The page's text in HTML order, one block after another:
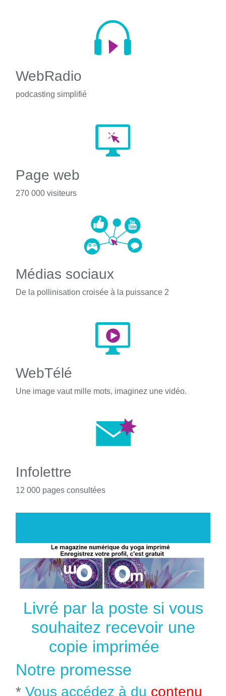
WebRadio
podcasting simplifié
Page web
270 000 visiteurs
Médias sociaux
De la pollinisation croisée à la puissance 2
WebTélé
Une image vaut mille mots, imaginez une vidéo.
Infolettre
12 000 pages consultées
Livré par la poste si vous
souhaitez recevoir une
copie imprimée
Notre promesse
* Vous accédez à du contenu